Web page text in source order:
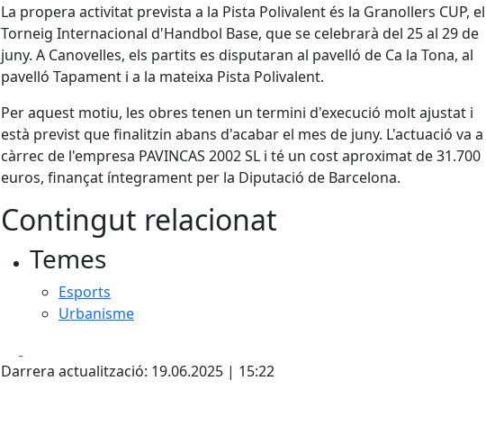
La propera activitat prevista a la Pista Polivalent és la Granollers CUP, el
Torneig Internacional d'Handbol Base, que se celebrarà del 25 al 29 de
juny. A Canovelles, els partits es disputaran al pavelló de Ca la Tona, al
pavelló Tapament i a la mateixa Pista Polivalent.
Per aquest motiu, les obres tenen un termini d'execució molt ajustat i
està previst que finalitzin abans d'acabar el mes de juny. L'actuació va a
càrrec de l'empresa PAVINCAS 2002 SL i té un cost aproximat de 31.700
euros, finançat íntegrament per la Diputació de Barcelona.
Contingut relacionat
Temes
Esports
Urbanisme
Darrera actualització: 19.06.2025 | 15:22